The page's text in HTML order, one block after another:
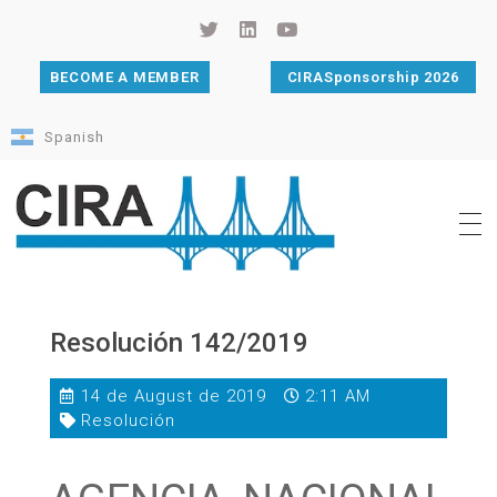
BECOME A MEMBER CIRASponsorship 2026
Spanish
Resolución 142/2019
14 de August de 2019
2:11 AM
Resolución